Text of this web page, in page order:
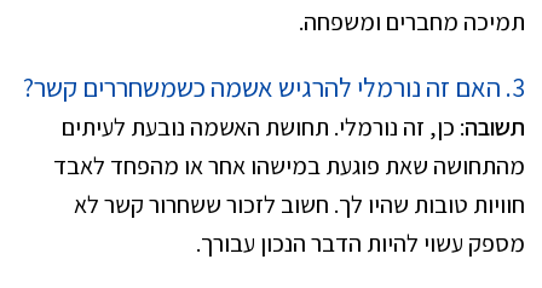
תמיכה מחברים ומשפחה.
3. האם זה נורמלי להרגיש אשמה כשמשחררים קשר?
תשובה: כן, זה נורמלי. תחושת האשמה נובעת לעיתים
מהתחושה שאת פוגעת במישהו אחר או מהפחד לאבד
חוויות טובות שהיו לך. חשוב לזכור ששחרור קשר לא
מספק עשוי להיות הדבר הנכון עבורך.